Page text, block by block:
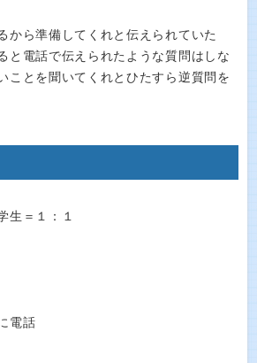
から準備してくれと伝えられていた
と電話で伝えられたような質問はしな
ことを聞いてくれとひたすら逆質問を
生＝１：１
電話